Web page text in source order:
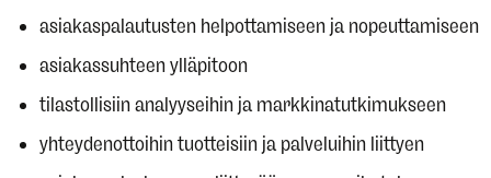
asiakaspalautusten helpottamiseen ja nopeuttamiseen
asiakassuhteen ylläpitoon
tilastollisiin analyyseihin ja markkinatutkimukseen
yhteydenottoihin tuotteisiin ja palveluihin liittyen